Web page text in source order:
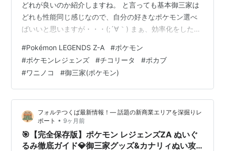
どれが良いのか紹介しますね。 と言っても基本御三家は
どれも性能同じ感じなので、自分の好きなポケモン選べ
ばいいと思いますが・・・(;´∀｀) まぁ、効率化をしたい
め御三家紹介！！ ポケモンZ-Aの御三家を簡単に紹
介！！ ポカブとワニノコの代わりのポケモン。 ポケモン
Z-Aの御三家を簡単に紹介！！ 超最強チコリータ！！
Pokémon LEGENDS Z-A おすすめ御三家は、チコリー
タ！…
#Pokémon LEGENDS Z-A #ポケモン
#ポケモンレジェンズ #チコリータ #ポカブ
#ワニノコ #御三家(ポケモン)
フォルテつくば最新情報！— 話題の新商業エリアを深掘りレ
ポート • 9ヶ月前
🎯【完全保存版】ポケモン レジェンズZA ぬいぐ
るみ徹底ガイド💎御三家グッズ&カナリィぬい攻